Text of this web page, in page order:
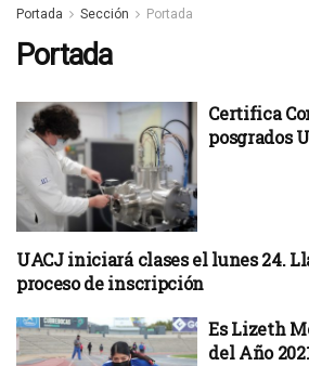
Portada Sección Portada
Portada
Certifica
posgrados
UACJ iniciará clases el lunes 24.
proceso de inscripción
Es Lizeth
del Año